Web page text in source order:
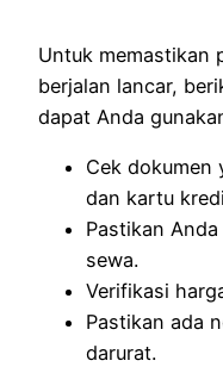
Untuk memastikan
berjalan lancar,
dapat Anda
Cek dokumen
dan kartu
Pastikan
sewa.
Verifikasi
Pastikan ada
darurat.